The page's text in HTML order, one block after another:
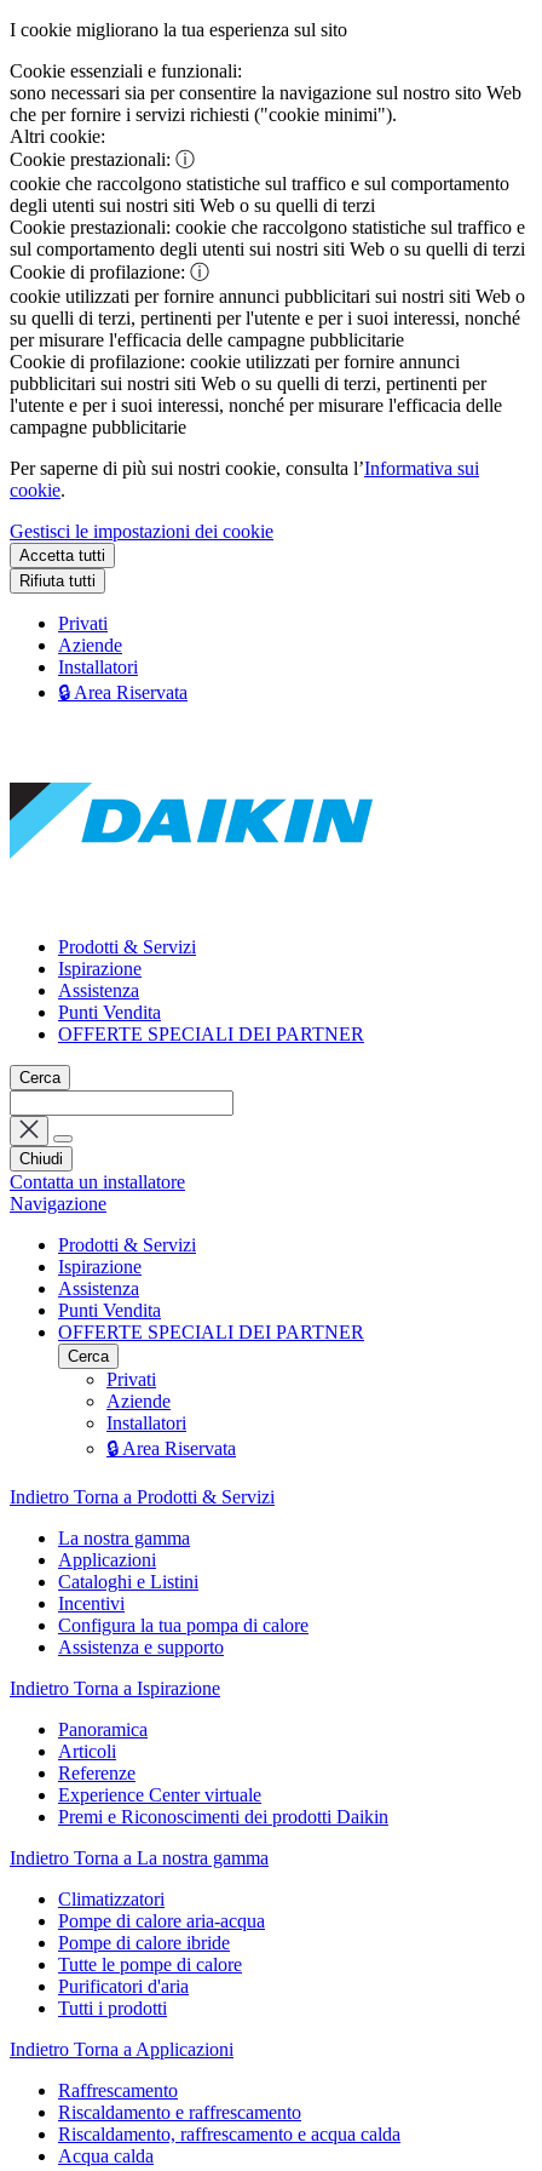
I cookie migliorano la tua esperienza sul sito
Cookie essenziali e funzionali:
sono necessari sia per consentire la navigazione sul nostro sito Web
che per fornire i servizi richiesti ("cookie minimi").
Altri cookie:
Cookie prestazionali: ⓘ
cookie che raccolgono statistiche sul traffico e sul comportamento
degli utenti sui nostri siti Web o su quelli di terzi
Cookie prestazionali: cookie che raccolgono statistiche sul traffico e
sul comportamento degli utenti sui nostri siti Web o su quelli di terzi
Cookie di profilazione: ⓘ
cookie utilizzati per fornire annunci pubblicitari sui nostri siti Web o
su quelli di terzi, pertinenti per l'utente e per i suoi interessi, nonché
per misurare l'efficacia delle campagne pubblicitarie
Cookie di profilazione: cookie utilizzati per fornire annunci
pubblicitari sui nostri siti Web o su quelli di terzi, pertinenti per
l'utente e per i suoi interessi, nonché per misurare l'efficacia delle
campagne pubblicitarie
Per saperne di più sui nostri cookie, consulta l’Informativa sui
cookie.
Gestisci le impostazioni dei cookie
Accetta tutti
Rifiuta tutti
Privati
Aziende
Installatori
🔒 Area Riservata
Prodotti & Servizi
Ispirazione
Assistenza
Punti Vendita
OFFERTE SPECIALI DEI PARTNER
Cerca
Chiudi
Contatta un installatore
Navigazione
Prodotti & Servizi
Ispirazione
Assistenza
Punti Vendita
OFFERTE SPECIALI DEI PARTNER
Cerca
Privati
Aziende
Installatori
🔒 Area Riservata
Indietro Torna a Prodotti & Servizi
La nostra gamma
Applicazioni
Cataloghi e Listini
Incentivi
Configura la tua pompa di calore
Assistenza e supporto
Indietro Torna a Ispirazione
Panoramica
Articoli
Referenze
Experience Center virtuale
Premi e Riconoscimenti dei prodotti Daikin
Indietro Torna a La nostra gamma
Climatizzatori
Pompe di calore aria-acqua
Pompe di calore ibride
Tutte le pompe di calore
Purificatori d'aria
Tutti i prodotti
Indietro Torna a Applicazioni
Raffrescamento
Riscaldamento e raffrescamento
Riscaldamento, raffrescamento e acqua calda
Acqua calda